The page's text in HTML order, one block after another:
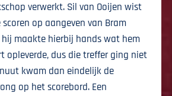
verwerkt. Sil van Ooijen wist
op aangeven van Bram
hij maakte hierbij hands wat hem
opleverde, dus die treffer ging niet
kwam dan eindelijk de
op het scorebord. Een